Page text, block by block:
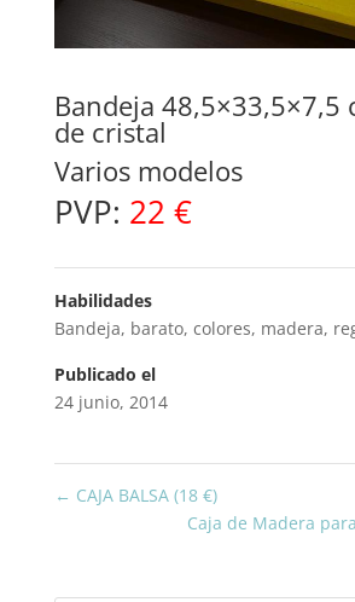
Bandeja 48,5×33,5×7,5
de cristal
Varios modelos
PVP: 22 €
Habilidades
Bandeja, barato, colores, madera,
Publicado el
24 junio, 2014
← CAJA BALSA (18 €)
Caja de Madera